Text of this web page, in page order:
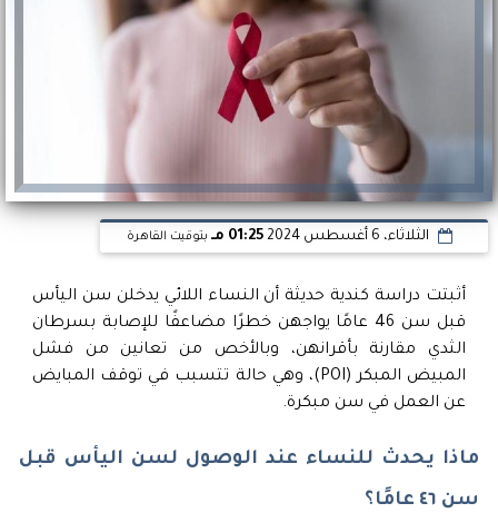
الثلاثاء، 6 أغسطس 2024 01:25 مـ بتوقيت القاهرة
أثبتت دراسة كندية حديثة أن النساء اللائي يدخلن سن اليأس
قبل سن 46 عامًا يواجهن خطرًا مضاعفًا للإصابة بسرطان
الثدي مقارنة بأقرانهن، وبالأخص من تعانين من فشل
المبيض المبكر (POI)، وهي حالة تتسبب في توقف المبايض
عن العمل في سن مبكرة.
ماذا يحدث للنساء عند الوصول لسن اليأس قبل
سن ٤٦ عامًا؟